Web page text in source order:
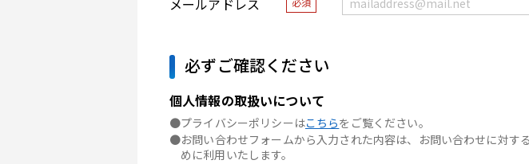
メールアドレス
必ずご確認ください
個人情報の取扱いについて
●プライバシーポリシーはこちらをご覧ください。
●お問い合わせフォームから入力された内容は、お問い合わせに対
めに利用いたします。